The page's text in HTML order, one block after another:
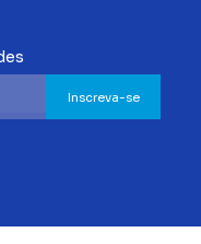
Inscreva-se